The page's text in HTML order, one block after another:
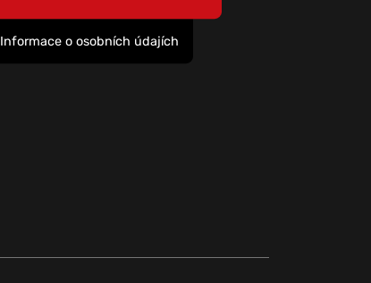
Informace o osobních údajích